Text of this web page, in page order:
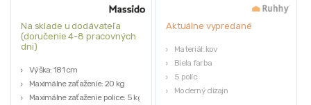
Na sklade u dodávateľa
(doručenie 4-8 pracovných
dni)
Výška: 181 cm
Maximálne zaťaženie: 20 kg
Maximálne zaťaženie police: 5 kg
Aktuálne vypredané
Materiál: kov
Biela farba
5 políc
Moderný dizajn